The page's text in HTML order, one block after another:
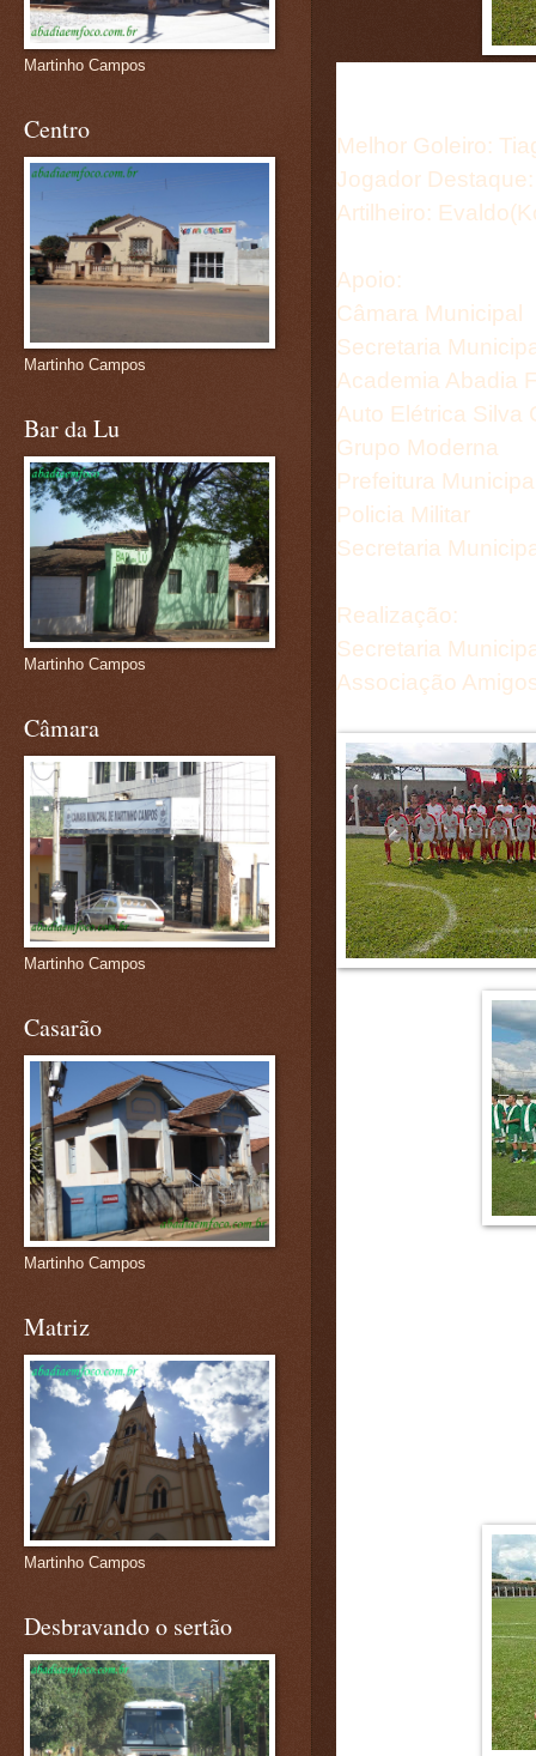
Melhor Goleiro:
Jogador
Artilheiro:
Apoio:
Câmara Municipal
Secretaria
Academia Abadia
Auto Elétrica Silva
Grupo Moderna
Prefeitura
Policia Militar
Secretaria
Realização:
Secretaria
Associação
Martinho Campos
Centro
Martinho Campos
Bar da Lu
Martinho Campos
Câmara
Martinho Campos
Casarão
Martinho Campos
Matriz
Martinho Campos
Desbravando o sertão